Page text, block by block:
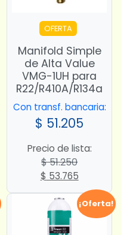
OFERTA
Manifold Simple
de Alta Value
VMG-1UH para
R22/R410A/R134a
Con transf. bancaria:
$ 51.205
Precio de lista:
$51.250
El
original
era:
$ 51.250.
$ 53.765El
precio
actual
es:
¡Oferta!